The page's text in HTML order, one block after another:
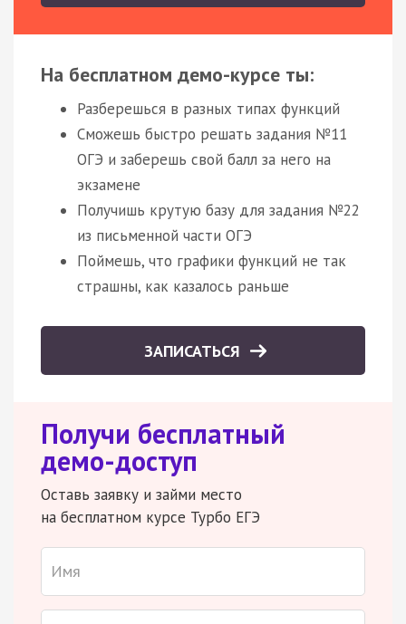
На бесплатном демо-курсе ты:
Разберешься в разных типах функций
Сможешь быстро решать задания №11
ОГЭ и заберешь свой балл за него на
экзамене
Получишь крутую базу для задания №22
из письменной части ОГЭ
Поймешь, что графики функций не так
страшны, как казалось раньше
ЗАПИСАТЬСЯ
Получи бесплатный
демо-доступ
Оставь заявку и займи место
на бесплатном курсе Турбо ЕГЭ